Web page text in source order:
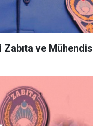
Zabıta ve Mühendis